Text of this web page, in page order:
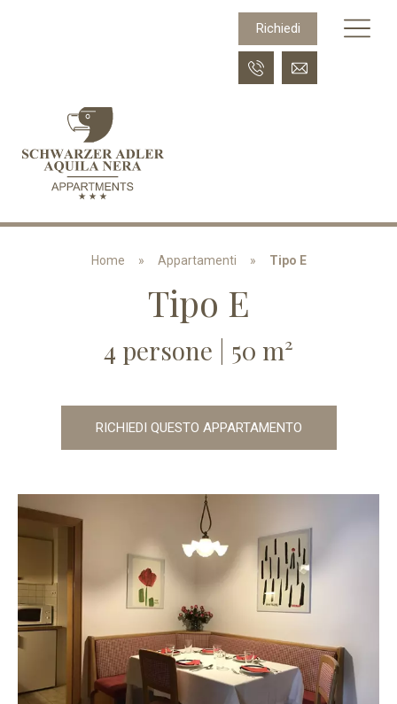
Richiedi
Home » Appartamenti Tipo E
Tipo E
4 persone | 50 m²
RICHIEDI QUESTO APPARTAMENTO